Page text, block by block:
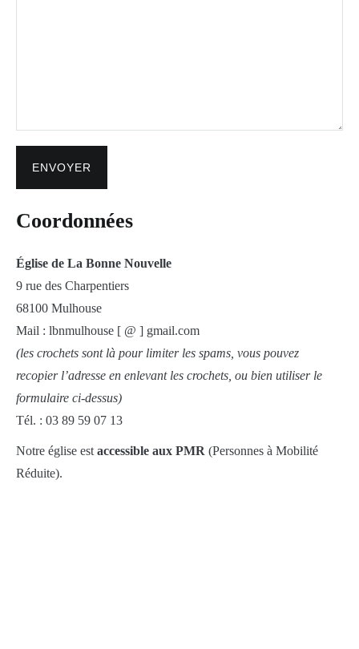
Coordonnées
Église de La Bonne Nouvelle
9 rue des Charpentiers
68100 Mulhouse
Mail : lbnmulhouse [ @ ] gmail.com
(les crochets sont là pour limiter les spams, vous pouvez
recopier l’adresse en enlevant les crochets, ou bien utiliser le
formulaire ci-dessus)
Tél. : 03 89 59 07 13
Notre église est accessible aux PMR (Personnes à Mobilité
Réduite).